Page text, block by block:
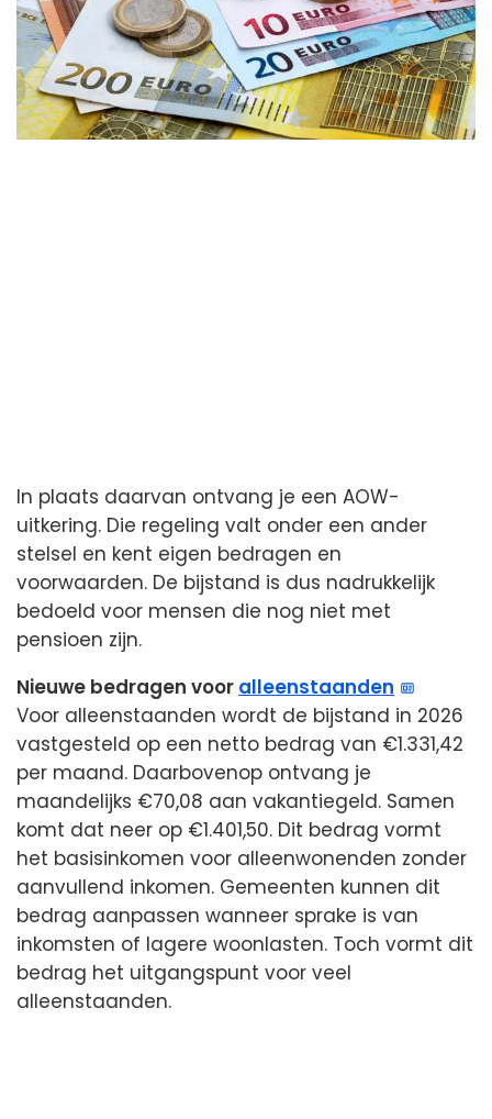
In plaats daarvan ontvang je een AOW-
uitkering. Die regeling valt onder een ander
stelsel en kent eigen bedragen en
voorwaarden. De bijstand is dus nadrukkelijk
bedoeld voor mensen die nog niet met
pensioen zijn.
Nieuwe bedragen voor alleenstaanden
Voor alleenstaanden wordt de bijstand in 2026
vastgesteld op een netto bedrag van €1.331,42
per maand. Daarbovenop ontvang je
maandelijks €70,08 aan vakantiegeld. Samen
komt dat neer op €1.401,50. Dit bedrag vormt
het basisinkomen voor alleenwonenden zonder
aanvullend inkomen. Gemeenten kunnen dit
bedrag aanpassen wanneer sprake is van
inkomsten of lagere woonlasten. Toch vormt dit
bedrag het uitgangspunt voor veel
alleenstaanden.